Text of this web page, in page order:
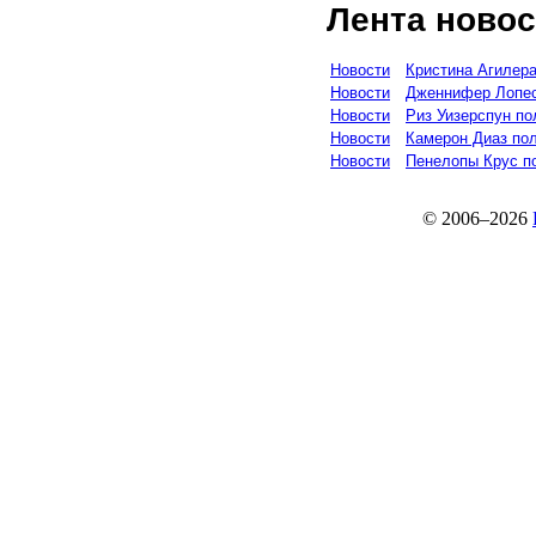
Лента
Новости
Кристина
Новости
Дженнифер
Новости
Риз Уизерспун
Новости
Камерон Диаз
Новости
Пенелопы Крус
© 2006–2026